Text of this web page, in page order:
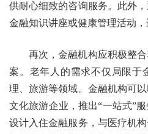
供耐心细致的咨询服务。此外
金融知识讲座或健康管理活动，
再次，金融机构应积极整
案。老年人的需求不仅局限于
理、旅游等领域。金融机构可
文化旅游企业，推出“一站式”
设计入住金融服务，与医疗机